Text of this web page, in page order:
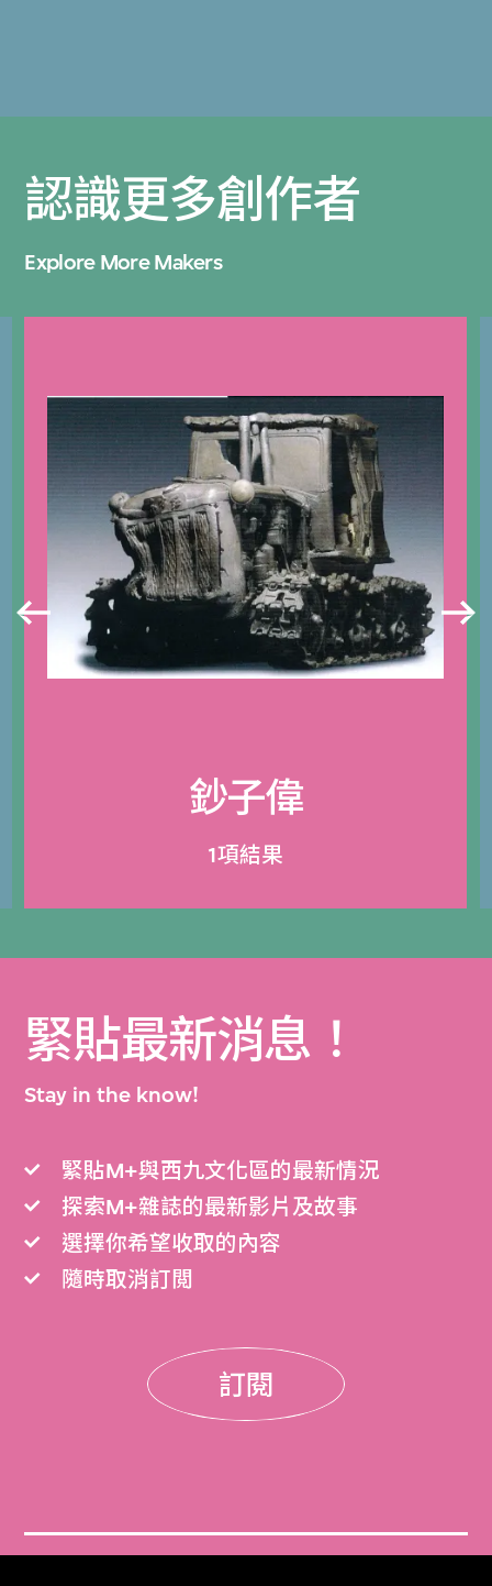
認識更多創作者
Explore More Makers
鈔子偉
1項結果
緊貼最新消息！
Stay in the know!
緊貼M+與西九文化區的最新情況
探索M+雜誌的最新影片及故事
選擇你希望收取的內容
隨時取消訂閲
訂閱